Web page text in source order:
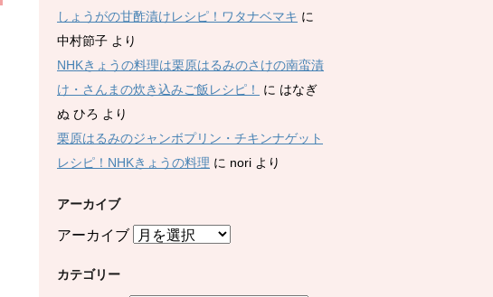
しょうがの甘酢漬けレシピ！ワタナベマキ に
中村節子 より
NHKきょうの料理は栗原はるみのさけの南蛮漬
け・さんまの炊き込みご飯レシピ！
に はなぎ
ぬ ひろ より
栗原はるみのジャンボプリン・チキンナゲット
レシピ！NHKきょうの料理 に nori より
アーカイブ
アーカイブ
カテゴリー